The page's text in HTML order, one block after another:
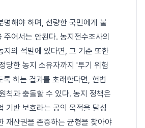
명해야 하며, 선량한 국민에게 불
주어서는 안된다. 농지전수조사의
지의 적발에 있다면, 그 기준 또한
당한 농지 소유자까지 '투기 위험
록 하는 결과를 초래한다면, 헌법
칙과 충돌할 수 있다. 농지 정책은
기반 보호라는 공익 목적을 달성
재산권을 존중하는 균형을 찾아야